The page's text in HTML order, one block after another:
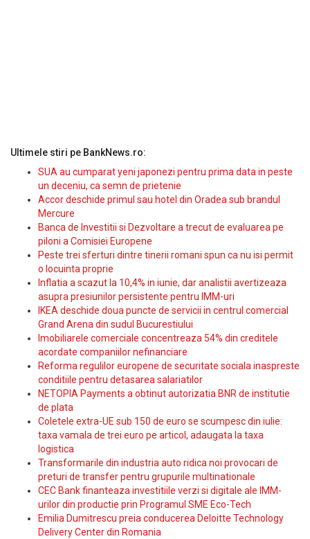
Ultimele stiri pe BankNews.ro:
SUA au cumparat yeni japonezi pentru prima data in peste
un deceniu, ca semn de prietenie
Accor deschide primul sau hotel din Oradea sub brandul
Mercure
Banca de Investitii si Dezvoltare a trecut de evaluarea pe
piloni a Comisiei Europene
Peste trei sferturi dintre tinerii romani spun ca nu isi permit
o locuinta proprie
Inflatia a scazut la 10,4% in iunie, dar analistii avertizeaza
asupra presiunilor persistente pentru IMM-uri
IKEA deschide doua puncte de servicii in centrul comercial
Grand Arena din sudul Bucurestiului
Imobiliarele comerciale concentreaza 54% din creditele
acordate companiilor nefinanciare
Reforma regulilor europene de securitate sociala inaspreste
conditiile pentru detasarea salariatilor
NETOPIA Payments a obtinut autorizatia BNR de institutie
de plata
Coletele extra-UE sub 150 de euro se scumpesc din iulie:
taxa vamala de trei euro pe articol, adaugata la taxa
logistica
Transformarile din industria auto ridica noi provocari de
preturi de transfer pentru grupurile multinationale
CEC Bank finanteaza investitiile verzi si digitale ale IMM-
urilor din productie prin Programul SME Eco-Tech
Emilia Dumitrescu preia conducerea Deloitte Technology
Delivery Center din Romania